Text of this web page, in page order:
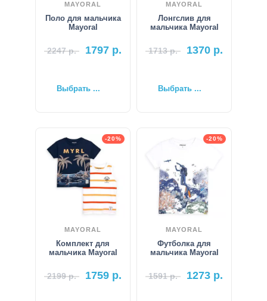
MAYORAL
Поло для мальчика
Mayoral
2247р. 1797 р.
Выбрать ...
MAYORAL
Лонгслив для
мальчика Mayoral
1713р. 1370 р.
Выбрать ...
-20%
MAYORAL
Комплект для
мальчика Mayoral
2199р. 1759 р.
-20%
MAYORAL
Футболка для
мальчика Mayoral
1591р. 1273 р.